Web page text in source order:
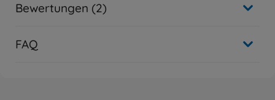
Bewertungen (2)
FAQ